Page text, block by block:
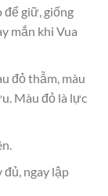
để giữ, giống
mắn khi Vua
đỏ thẫm, màu
Màu đỏ là lực
ngay lập